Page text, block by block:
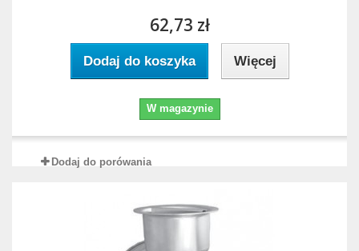
62,73 zł
Dodaj do koszyka Więcej
W magazynie
Dodaj do porówania